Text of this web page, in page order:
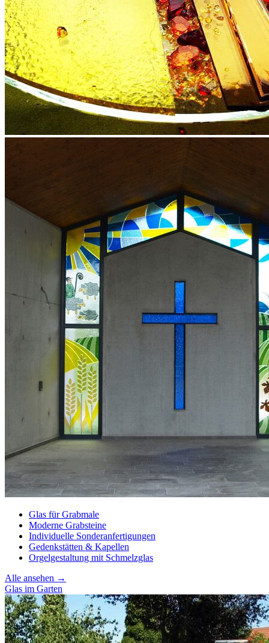
Glas für Grabmale
Moderne Grabsteine
Individuelle Sonderanfertigungen
Gedenkstätten & Kapellen
Orgelgestaltung mit Schmelzglas
Alle ansehen →
Glas im Garten